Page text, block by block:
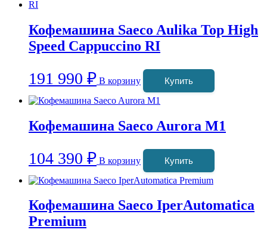
Кофемашина Saeco Aulika Top High
Speed Cappuccino RI
191 990 ₽ В корзину Купить
Кофемашина Saeco Aurora M1
104 390 ₽ В корзину Купить
Кофемашина Saeco IperAutomatica
Premium